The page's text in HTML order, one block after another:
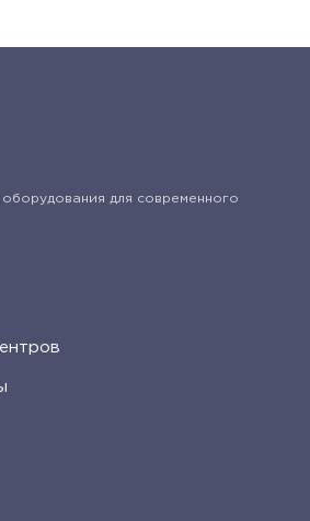
для современного